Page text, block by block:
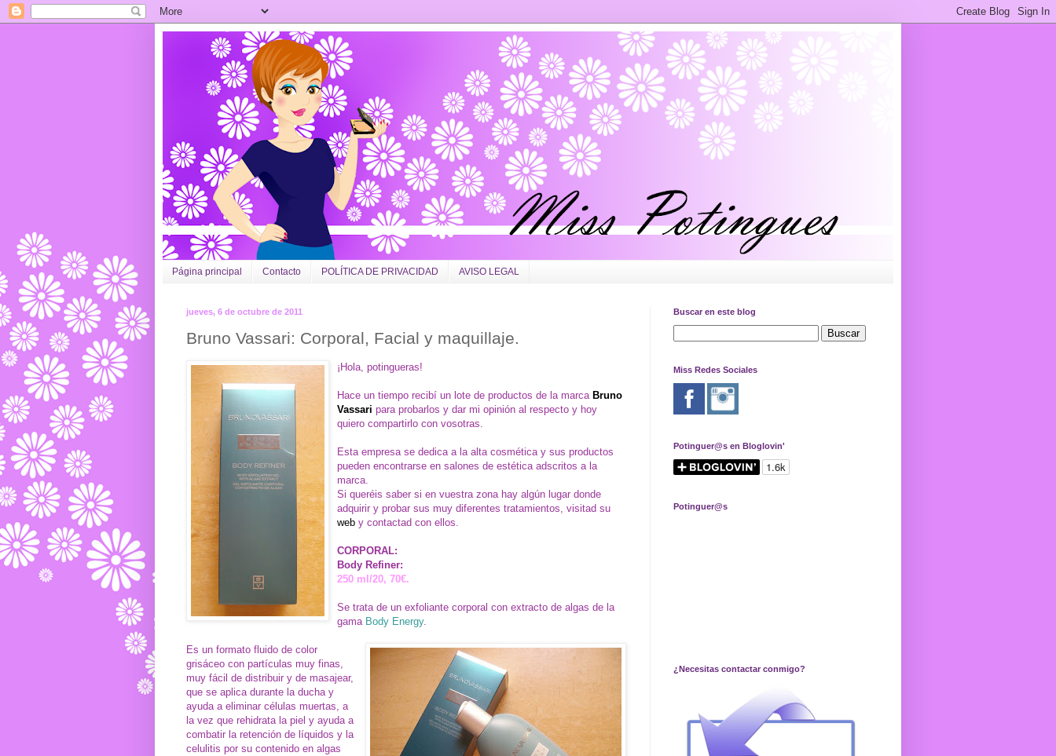
Página principal Contacto POLÍTICA DE PRIVACIDAD AVISO LEGAL
jueves, 6 de octubre de 2011
Bruno Vassari: Corporal, Facial y maquillaje.
¡Hola, potingueras!
Hace un tiempo recibí un lote de productos de la marca Bruno
Vassari para probarlos y dar mi opinión al respecto y hoy
quiero compartirlo con vosotras.
Esta empresa se dedica a la alta cosmética y sus productos
pueden encontrarse en salones de estética adscritos a la
marca.
Si queréis saber si en vuestra zona hay algún lugar donde
adquirir y probar sus muy diferentes tratamientos, visitad su
web y contactad con ellos.
CORPORAL:
Body Refiner:
250 ml/20, 70€.
Se trata de un exfoliante corporal con extracto de algas de la
gama Body Energy.
Es un formato fluido de color
grisáceo con partículas muy finas,
muy fácil de distribuir y de masajear,
que se aplica durante la ducha y
ayuda a eliminar células muertas, a
la vez que rehidrata la piel y ayuda a
combatir la retención de líquidos y la
celulitis por su contenido en algas
Buscar en este blog
Miss Redes Sociales
Potinguer@s en Bloglovin'
Potinguer@s
¿Necesitas contactar conmigo?